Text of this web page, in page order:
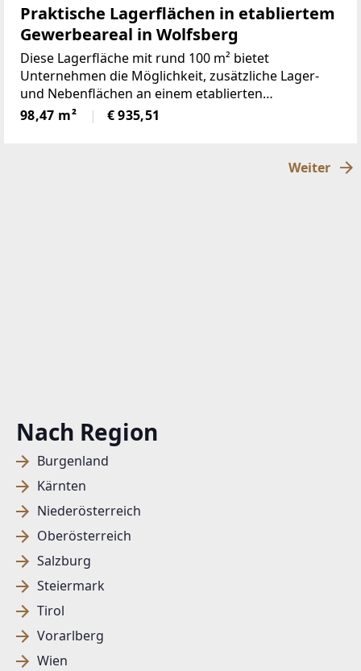
Nach Region
Burgenland
Kärnten
Niederösterreich
Oberösterreich
Salzburg
Steiermark
Tirol
Vorarlberg
Wien
Praktische Lagerflächen in etabliertem
Gewerbeareal in Wolfsberg
Diese Lagerfläche mit rund 100 m² bietet
Unternehmen die Möglichkeit, zusätzliche Lager-
und Nebenflächen an einem etablierten
Gewerbestandort in Wolfsberg zu schaffen.Die
Einheit befindet sich im Kellergeschoss und eignet
98,47 m² € 935,51
Weiter